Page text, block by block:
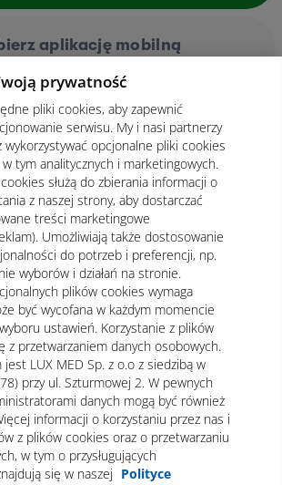
aplikację mobilną
prywatności Notka prawna
strony
prywatność
pliki cookies, aby zapewnić
serwisu. My i nasi partnerzy
wykorzystywać opcjonalne pliki cookies
tym analitycznych i marketingowych.
służą do zbierania informacji o
z naszej strony, aby dostarczać
treści marketingowe
Umożliwiają także dostosowanie
do potrzeb i preferencji, np.
wyborów i działań na stronie.
plików cookies wymaga
być wycofana w każdym momencie
ustawień. Korzystanie z plików
z przetwarzaniem danych osobowych.
LUX MED Sp. z o.o z siedzibą w
przy ul. Szturmowej 2. W pewnych
danych mogą być również
informacji o korzystaniu przez nas i
z plików cookies oraz o przetwarzaniu
w tym o przysługujących
się w naszej Polityce